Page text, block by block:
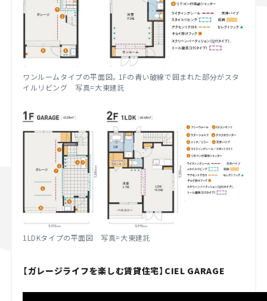
ワンルームタイプの平面図。 1Fの青い破線で囲まれた部分がスタ
イルリビング 写真=大東建託
1LDKタイプの平面図 写真=大東建託
【ガレージライフを楽しむ賃貸住宅】CIEL GARAGE